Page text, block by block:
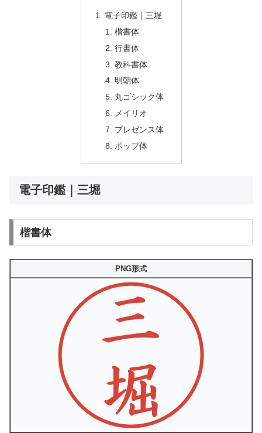
電子印鑑｜三堀
楷書体
行書体
教科書体
明朝体
丸ゴシック体
メイリオ
プレゼンス体
ポップ体
電子印鑑｜三堀
楷書体
PNG形式